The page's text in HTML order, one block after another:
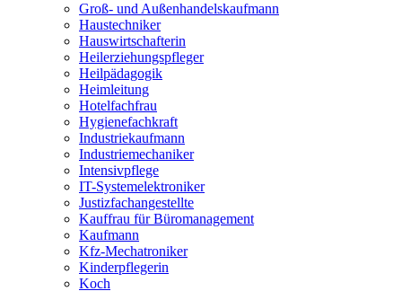
Groß- und Außenhandelskaufmann
Haustechniker
Hauswirtschafterin
Heilerziehungspfleger
Heilpädagogik
Heimleitung
Hotelfachfrau
Hygienefachkraft
Industriekaufmann
Industriemechaniker
Intensivpflege
IT-Systemelektroniker
Justizfachangestellte
Kauffrau für Büromanagement
Kaufmann
Kfz-Mechatroniker
Kinderpflegerin
Koch